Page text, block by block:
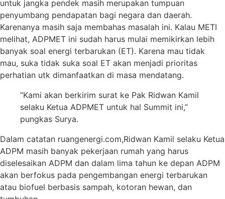
untuk jangka pendek masih merupakan tumpuan
penyumbang pendapatan bagi negara dan daerah.
Karenanya masih saja membahas masalah ini. Kalau METI
melihat, ADPMET ini sudah harus mulai memikirkan lebih
banyak soal energi terbarukan (ET). Karena mau tidak
mau, suka tidak suka soal ET akan menjadi prioritas
perhatian utk dimanfaatkan di masa mendatang.
“Kami akan berkirim surat ke Pak Ridwan Kamil
selaku Ketua ADPMET untuk hal Summit ini,”
pungkas Surya.
Dalam catatan ruangenergi.com,Ridwan Kamil selaku Ketua
ADPM masih banyak pekerjaan rumah yang harus
diselesaikan ADPM dan dalam lima tahun ke depan ADPM
akan berfokus pada pengembangan energi terbarukan
atau biofuel berbasis sampah, kotoran hewan, dan